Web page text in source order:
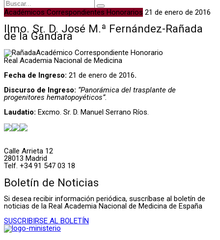
Académicos Correspondientes Honorarios 21 de enero de 2016
Ilmo. Sr. D. José M.ª Fernández-Rañada
de la Gándara
Académico Correspondiente Honorario
Real Academia Nacional de Medicina
Fecha de Ingreso: 21 de enero de 2016.
Discurso de Ingreso: “Panorámica del trasplante de
progenitores hematopoyéticos”.
Laudatio: Excmo. Sr. D. Manuel Serrano Ríos.
Calle Arrieta 12
28013 Madrid
Telf. +34 91 547 03 18
Boletín de Noticias
Si desea recibir información periódica, suscríbase al boletín de
noticias de la Real Academia Nacional de Medicina de España
SUSCRIBIRSE AL BOLETÍN